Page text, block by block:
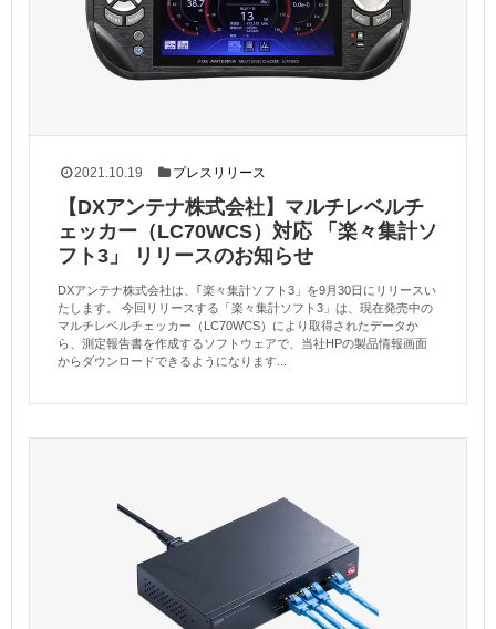
2021.10.19 プレスリリース
【DXアンテナ株式会社】マルチレベルチ
ェッカー（LC70WCS）対応 「楽々集計ソ
フト3」 リリースのお知らせ
DXアンテナ株式会社は、｢楽々集計ソフト3」を9月30日にリリースい
たします。 今回リリースする「楽々集計ソフト3」は、現在発売中の
マルチレベルチェッカー（LC70WCS）により取得されたデータか
ら、測定報告書を作成するソフトウェアで、当社HPの製品情報画面
からダウンロードできるようになります...